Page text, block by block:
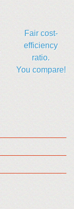
Fair cost-
efficiency
ratio.
You compare!